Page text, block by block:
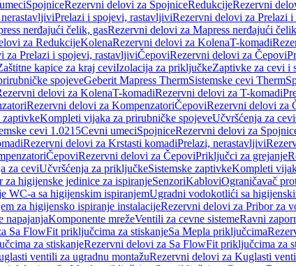
SpojniceRezervni delovi za SpojniceRedukcijeRezervni
Prelazi i spojevi, rastavljiviRezervni delovi za Prelazi
nerđajući čelik, gasRezervni delovi za Mapress nerđajući
za RedukcijeKolenaRezervni delovi za KolenaT-komadi
za Prelazi i spojevi, rastavljiviČepoviRezervni delovi za Čepovi
kapice za kraj ceviIzolacija za priključkeZaptivke za cevi i
spojeveGeberit Mapress ThermSistemske cevi Therm
delovi za KolenaT-komadiRezervni delovi za T-komadi
Rezervni delovi za KompenzatoriČepoviRezervni delovi za
zaptivkeKompleti vijaka za prirubničke spojeveUčvršćenja za cevi
cevi 1.0215Cevni umeciSpojniceRezervni delovi za
Rezervni delovi za Krstasti komadiPrelazi, nerastavljivi
ČepoviRezervni delovi za ČepoviPriključci za grejanje
za ceviUčvršćenja za priključkeSistemske zaptivkeKompleti
za higijenske jedinice za ispiranjeSenzoriKabloviOgraničavač
WC-a sa higijenskim ispiranjemUgradni vodokotlići sa
za higijensko ispiranje instalacijeRezervni delovi za Pribor za
napajanjaKomponente mrežeVentili za cevne sistemeRavni
Sa FlowFit priključcima za stiskanjeSa Mepla priključcima
za stiskanjeRezervni delovi za Sa FlowFit priključcima za
ventili za ugradnu montažuRezervni delovi za Kuglasti